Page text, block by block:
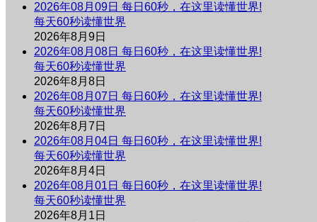
2026年08月09日 每日60秒，在这里读懂世界!
每天60秒读懂世界
2026年8月9日
2026年08月08日 每日60秒，在这里读懂世界!
每天60秒读懂世界
2026年8月8日
2026年08月07日 每日60秒，在这里读懂世界!
每天60秒读懂世界
2026年8月7日
2026年08月04日 每日60秒，在这里读懂世界!
每天60秒读懂世界
2026年8月4日
2026年08月01日 每日60秒，在这里读懂世界!
每天60秒读懂世界
2026年8月1日